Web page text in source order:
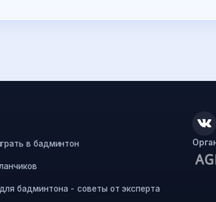
в бадминтон
бадминтона - советы от эксперта